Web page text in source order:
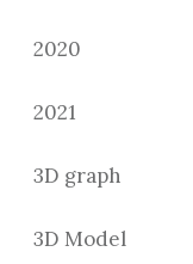
2020
2021
3D graph
3D Model